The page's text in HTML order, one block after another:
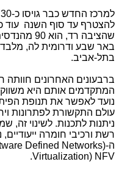
באר שבע ודרומית לה,
בתל-אביב.
ברבעונים האחרונים חוותה
המתקדמים אותם היא
נועד לאפשר את תנופת
עולם התקשורת לפתרונות
ניתנות לתכנות. לשינוי זה,
רשת ורכיבי חומרה
ה-Defined Networks)
Virtualization) NFV
.